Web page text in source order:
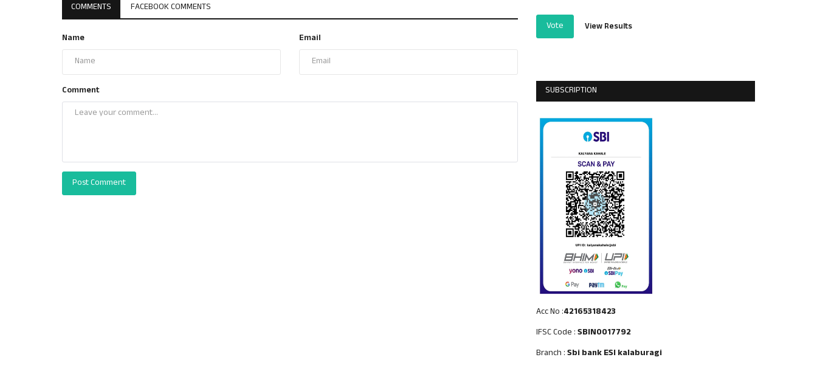
COMMENTS FACEBOOK COMMENTS
Name Email
Comment
Post Comment
Vote View Results
SUBSCRIPTION
Acc No :42165318423
IFSC Code :SBIN0017792
Branch :Sbi bank ESI kalaburagi